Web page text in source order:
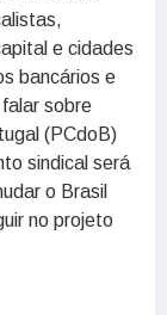
e cidades
bancários e
sobre
(PCdoB)
sindical será
o Brasil
no projeto